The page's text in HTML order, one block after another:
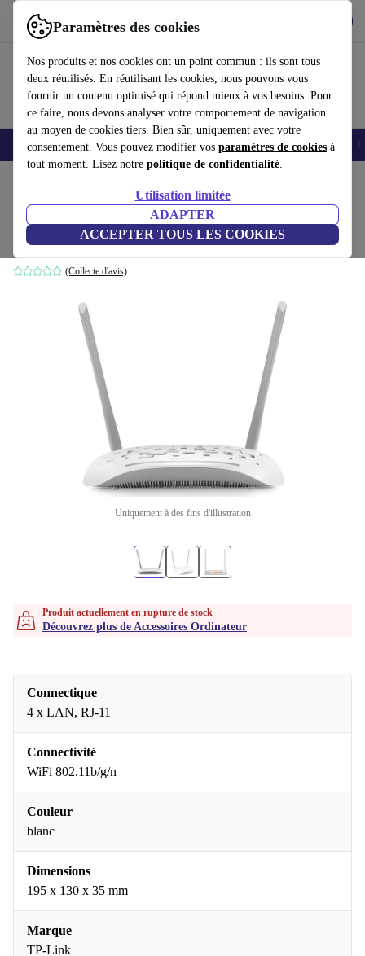
Paramètres des cookies
Nos produits et nos cookies ont un point commun : ils sont tous
deux réutilisés. En réutilisant les cookies, nous pouvons vous
fournir un contenu optimisé qui répond mieux à vos besoins. Pour
ce faire, nous devons analyser votre comportement de navigation
au moyen de cookies tiers. Bien sûr, uniquement avec votre
consentement. Vous pouvez modifier vos paramètres de cookies à
tout moment. Lisez notre politique de confidentialité.
Utilisation limitée
ADAPTER
ACCEPTER TOUS LES COOKIES
Utilisez refurbed rapidement et facilement
Smartphones Laptops Tablettes Montres connectées Accessoires
TP-Link TD-W8961N
Blanc
(Collecte d'avis)
Uniquement à des fins d'illustration
Produit actuellement en rupture de stock
Découvrez plus de Accessoires Ordinateur
Connectique
4 x LAN, RJ-11
Connectivité
WiFi 802.11b/g/n
Couleur
blanc
Dimensions
195 x 130 x 35 mm
Marque
TP-Link